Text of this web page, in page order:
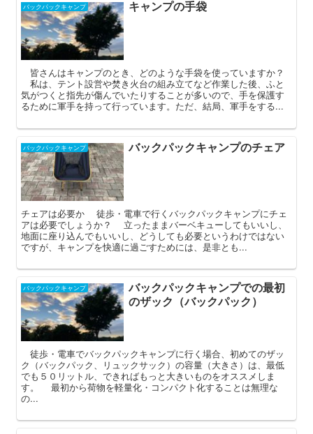
バックパックキャンプ キャンプの手袋
皆さんはキャンプのとき、どのような手袋を使っていますか？
私は、テント設営や焚き火台の組み立てなど作業した後、ふと
気がつくと指先が傷んでいたりすることが多いので、手を保護す
るために軍手を持って行っています。ただ、結局、軍手をする...
バックパックキャンプ バックパックキャンプのチェア
チェアは必要か 徒歩・電車で行くバックパックキャンプにチェ
アは必要でしょうか？ 立ったままバーベキューしてもいいし、
地面に座り込んでもいいし、どうしても必要というわけではない
ですが、キャンプを快適に過ごすためには、是非とも...
バックパックキャンプ
バックパックキャンプでの最初
のザック（バックパック）
徒歩・電車でバックパックキャンプに行く場合、初めてのザッ
ク（バックパック、リュックサック）の容量（大きさ）は、最低
でも５０リットル、できればもっと大きいものをオススメしま
す。 最初から荷物を軽量化・コンパクト化することは無理な
の...